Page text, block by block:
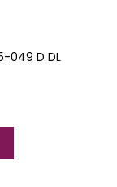
049 D DL